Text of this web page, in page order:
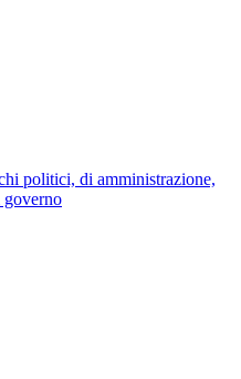
politici, di amministrazione,